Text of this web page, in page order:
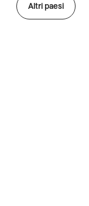
Altri paesi